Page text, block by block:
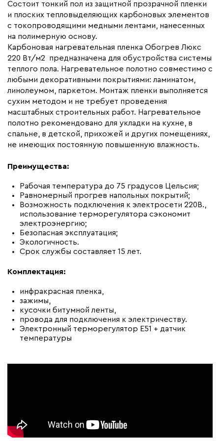
Макс. ток нагрузки (А) 13.0
Ширина (мм) 500
Толщина (мм)
Длина установочного провода, м 2x13
Страна производства
Гарантия (год)
Срок службы(год) 15
Вес (кг) 6,89
Коллекция
Комплекты Обогрев Люкс
50PL
Состоит тонкий пол из защитной прозрачной пленки
и плоских тепловыделяющих карбоновых элементов
с токопроводящими медными лентами, нанесенных
на полимерную основу.
Карбоновая нагревательная пленка Обогрев Люкс
220 Вт/м2 предназначена для обустройства системы
теплого пола. Нагревательное полотно совместимо с
любыми декоративными покрытиями: ламинатом,
линолеумом, паркетом. Монтаж пленки выполняется
сухим методом и не требует проведения
масштабных строительных работ. Нагревательное
полотно рекомендовано для укладки на кухне, в
спальне, в детской, прихожей и других помещениях,
не имеющих постоянную повышенную влажность.
Преимущества:
Рабочая температура до 75 градусов Цельсия;
Равномерный прогрев напольных покрытий;
Возможность подключения к электросети 220В.,
использование терморегулятора сэкономит
электроэнергию;
Безопасная эксплуатация;
Экологичность.
Срок службы составляет 15 лет.
Комплектация:
инфракрасная пленка,
зажимы,
кусочки битумной ленты,
провода для подключения к электричеству.
Электронный терморегулятор E51 + датчик
температуры